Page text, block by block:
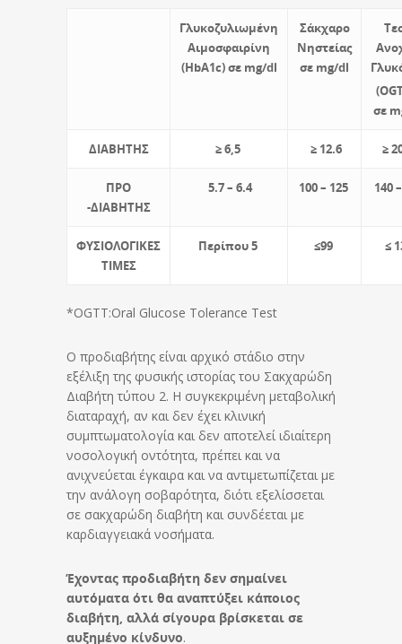
Γλυκοζυλιωμένη
Αιμοσφαιρίνη
(HbA1c) σε mg/dl
Σάκχαρο
Νηστείας
σε mg/dl
σε m
ΔΙΑΒΗΤΗΣ ≥6,5 ≥ 12.6 ≥
ΠΡΟ
-ΔΙΑΒΗΤΗΣ
5.7 – 6.4 100 – 125 140
ΦΥΣΙΟΛΟΓΙΚΕΣ
ΤΙΜΕΣ
Περίπου 5 ≤99 ≤
*OGTT:Oral Glucose Tolerance Test
Ο προδιαβήτης είναι αρχικό στάδιο στην
εξέλιξη της φυσικής ιστορίας του Σακχαρώδη
Διαβήτη τύπου 2. Η συγκεκριμένη μεταβολική
διαταραχή, αν και δεν έχει κλινική
συμπτωματολογία και δεν αποτελεί ιδιαίτερη
νοσολογική οντότητα, πρέπει και να
ανιχνεύεται έγκαιρα και να αντιμετωπίζεται με
την ανάλογη σοβαρότητα, διότι εξελίσσεται
σε σακχαρώδη διαβήτη και συνδέεται με
καρδιαγγειακά νοσήματα.
Έχοντας προδιαβήτη δεν σημαίνει
αυτόματα ότι θα αναπτύξει κάποιος
διαβήτη, αλλά σίγουρα βρίσκεται σε
αυξημένο κίνδυνο.